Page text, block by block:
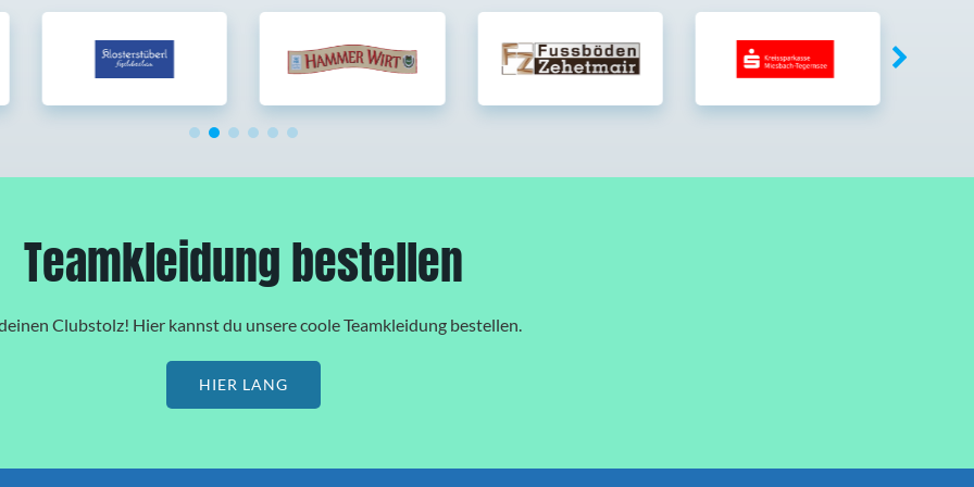
Teamkleidung bestellen
Clubstolz! Hier kannst du unsere coole Teamkleidung bestellen.
HIER LANG